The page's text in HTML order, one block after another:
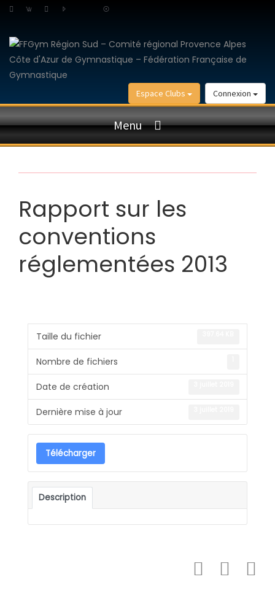
Connexion
Espace Clubs
Menu
Rapport sur les
conventions
réglementées 2013
Taille du fichier
Nombre de fichiers
Date de création
Dernière mise à jour
Télécharger
Description